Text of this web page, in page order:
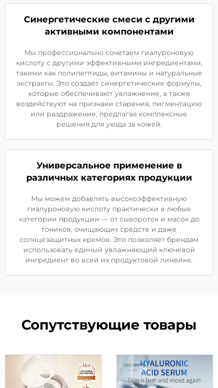
Синергетические смеси с другими
активными компонентами
Мы профессионально сочетаем гиалуроновую
кислоту с другими эффективными ингредиентами,
такими как полипептиды, витамины и натуральные
экстракты. Это создаёт синергетические формулы,
которые обеспечивают увлажнение, а также
воздействуют на признаки старения, пигментацию
или раздражение, предлагая комплексные
решения для ухода за кожей.
Универсальное применение в
различных категориях продукции
Мы можем добавлять высокоэффективную
гиалуроновую кислоту практически в любые
категории продукции — от сывороток и масок до
тоников, очищающих средств и даже
солнцезащитных кремов. Это позволяет брендам
использовать единый увлажняющий ключевой
ингредиент во всей их продуктовой линейке.
Сопутствующие товары